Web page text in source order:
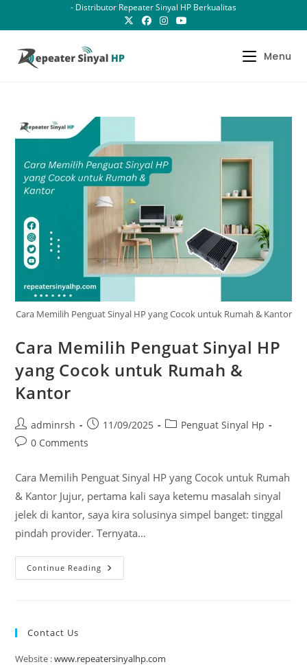
- Distributor Repeater Sinyal HP Berkualitas
Menu
Cara Memilih Penguat Sinyal HP yang Cocok untuk Rumah & Kantor
Cara Memilih Penguat Sinyal HP
yang Cocok untuk Rumah &
Kantor
Post
author:
adminrsh
Post
published:
11/09/2025
PostPenguat Sinyal Hp
Post0 Comments
Cara Memilih Penguat Sinyal HP yang Cocok untuk Rumah
& Kantor Jujur, pertama kali saya ketemu masalah sinyal
jelek di kantor, saya kira solusinya simpel banget: tinggal
pindah provider. Ternyata…
Continue Reading Cara
Memilih
&
Kantor
Contact Us
Website :www.repeatersinyalhp.com